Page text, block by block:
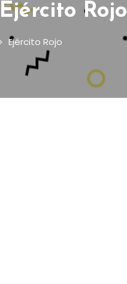
Ejército Rojo
Ejército Rojo